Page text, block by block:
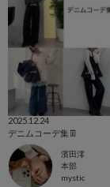
2025.12.24
デニムコーデ集👖
濱田澪
本部
mystic